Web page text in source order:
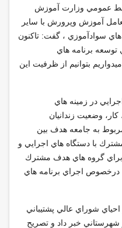
عمومي وزارت آموزش
آموزش وپرورش با ساير
سوادآموزي ، گفت: تاكنون
توسعه برنامه هاي
بتوانيم از ظرفيت اين
در زمينه هاي
وضعيت زندانيان
به جامعه هدف بين
با دستگاه هاي اجرايي و
براي گروه هاي هدف مشترك
درخصوص اجراي برنامه هاي
شوراي عالي پشتيباني
خبر داد و تصريح